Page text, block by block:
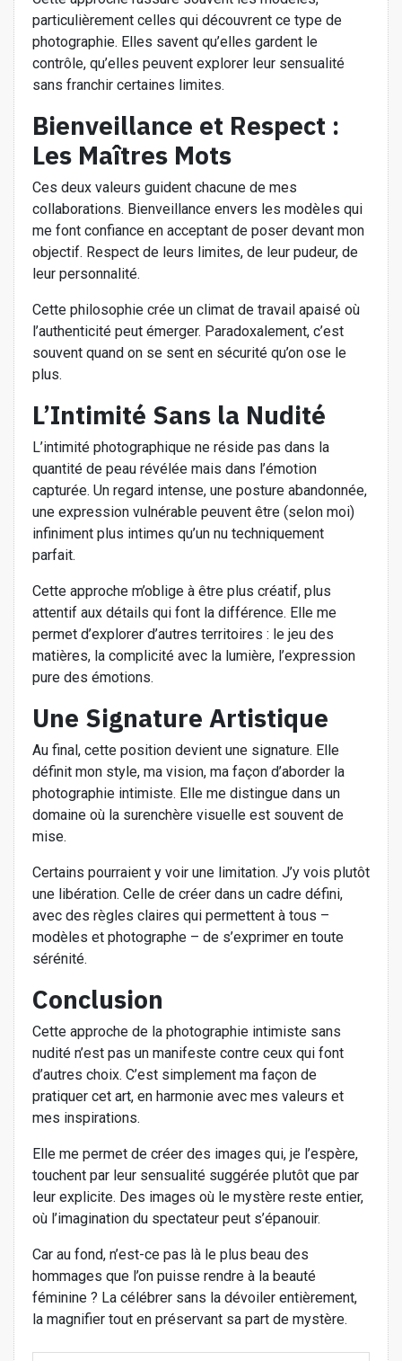
particulièrement celles qui découvrent ce type de
photographie. Elles savent qu’elles gardent le
contrôle, qu’elles peuvent explorer leur sensualité
sans franchir certaines limites.
Bienveillance et Respect :
Les Maîtres Mots
Ces deux valeurs guident chacune de mes
collaborations. Bienveillance envers les modèles qui
me font confiance en acceptant de poser devant mon
objectif. Respect de leurs limites, de leur pudeur, de
leur personnalité.
Cette philosophie crée un climat de travail apaisé où
l’authenticité peut émerger. Paradoxalement, c’est
souvent quand on se sent en sécurité qu’on ose le
plus.
L’Intimité Sans la Nudité
L’intimité photographique ne réside pas dans la
quantité de peau révélée mais dans l’émotion
capturée. Un regard intense, une posture abandonnée,
une expression vulnérable peuvent être (selon moi)
infiniment plus intimes qu’un nu techniquement
parfait.
Cette approche m’oblige à être plus créatif, plus
attentif aux détails qui font la différence. Elle me
permet d’explorer d’autres territoires : le jeu des
matières, la complicité avec la lumière, l’expression
pure des émotions.
Une Signature Artistique
Au final, cette position devient une signature. Elle
définit mon style, ma vision, ma façon d’aborder la
photographie intimiste. Elle me distingue dans un
domaine où la surenchère visuelle est souvent de
mise.
Certains pourraient y voir une limitation. J’y vois plutôt
une libération. Celle de créer dans un cadre défini,
avec des règles claires qui permettent à tous –
modèles et photographe – de s’exprimer en toute
sérénité.
Conclusion
Cette approche de la photographie intimiste sans
nudité n’est pas un manifeste contre ceux qui font
d’autres choix. C’est simplement ma façon de
pratiquer cet art, en harmonie avec mes valeurs et
mes inspirations.
Elle me permet de créer des images qui, je l’espère,
touchent par leur sensualité suggérée plutôt que par
leur explicite. Des images où le mystère reste entier,
où l’imagination du spectateur peut s’épanouir.
Car au fond, n’est-ce pas là le plus beau des
hommages que l’on puisse rendre à la beauté
féminine ? La célébrer sans la dévoiler entièrement,
la magnifier tout en préservant sa part de mystère.